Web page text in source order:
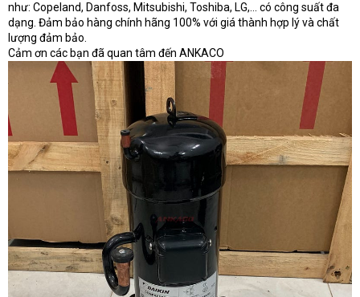
như: Copeland, Danfoss, Mitsubishi, Toshiba, LG,… có công suất đa
dạng. Đảm bảo hàng chính hãng 100% với giá thành hợp lý và chất
lượng đảm bảo.
Cảm ơn các bạn đã quan tâm đến ANKACO